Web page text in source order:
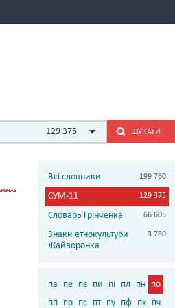
129 375 ШУКАТИ
Всі словники 199 760
СУМ-11 129 375
Словарь Грінченка 66 605
Знаки етнокультури
Жайворонка
3 780
па пе пє пи пі пл пн по
пп пр пс пт пу пф пх пч